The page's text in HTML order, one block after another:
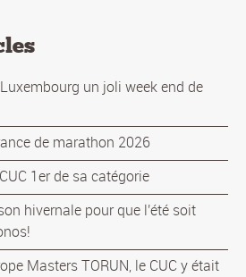
un joli week end de
de marathon 2026
1er de sa catégorie
hivernale pour que l'été soit
Masters TORUN, le CUC y était